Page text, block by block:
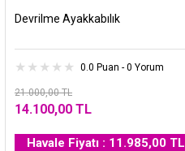
Devrilme Ayakkabılık
0.0 Puan - 0 Yorum
21.000,00 TL
14.100,00 TL
Havale Fiyatı : 11.985,00 TL